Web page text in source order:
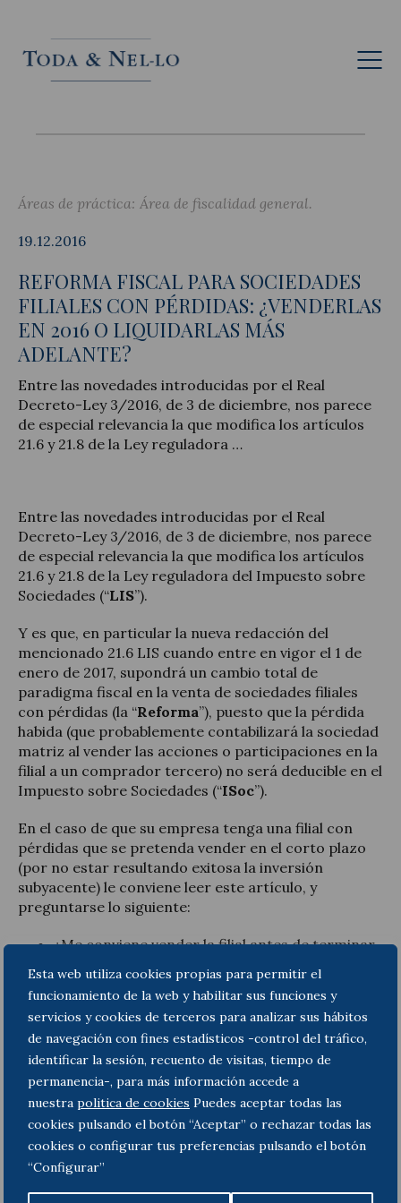
Esta web utiliza cookies propias para permitir el
funcionamiento de la web y habilitar sus funciones y
servicios y cookies de terceros para analizar sus hábitos
de navegación con fines estadísticos -control del tráfico,
identificar la sesión, recuento de visitas, tiempo de
permanencia-, para más información accede a
nuestra politica de cookies Puedes aceptar todas las
cookies pulsando el botón “Aceptar” o rechazar todas las
cookies o configurar tus preferencias pulsando el botón
“Configurar”
Esp
Notícias y artículos
Áreas de práctica: Área de fiscalidad general
19.12.2016
REFORMA FISCAL PARA SOCIEDADES
FILIALES CON PÉRDIDAS: ¿VENDERLAS
EN 2016 O LIQUIDARLAS MÁS
ADELANTE?
Entre las novedades introducidas por el Real
Decreto-Ley 3/2016, de 3 de diciembre, nos parece
de especial relevancia la que modifica los artículos
21.6 y 21.8 de la Ley reguladora …
Entre las novedades introducidas por el Real
Decreto-Ley 3/2016, de 3 de diciembre, nos parece
de especial relevancia la que modifica los artículos
21.6 y 21.8 de la Ley reguladora del Impuesto sobre
Sociedades (“LIS”).
Y es que, en particular la nueva redacción del
mencionado 21.6 LIS cuando entre en vigor el 1 de
enero de 2017, supondrá un cambio total de
paradigma fiscal en la venta de sociedades filiales
con pérdidas (la “Reforma”), puesto que la pérdida
habida (que probablemente contabilizará la sociedad
matriz al vender las acciones o participaciones en la
filial a un comprador tercero) no será deducible en el
Impuesto sobre Sociedades (“ISoc”).
En el caso de que su empresa tenga una filial con
pérdidas que se pretenda vender en el corto plazo
(por no estar resultando exitosa la inversión
subyacente) le conviene leer este artículo, y
preguntarse lo siguiente:
¿Me conviene vender la filial antes de terminar
¿Qué opciones tengo a partir de 2017?​​
Encontrará adjunto el artículo completo
161219_fiscal_filiales